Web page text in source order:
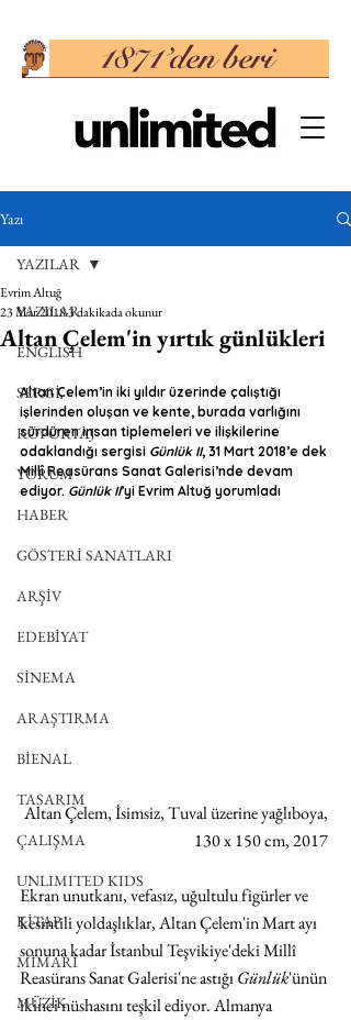
Yazı
YAZILAR
ENGLISH
SERGİ
RÖPORTAJ
YORUM
HABER
GÖSTERİ SANATLARI
ARŞİV
EDEBİYAT
SİNEMA
ARAŞTIRMA
BİENAL
TASARIM
ÇALIŞMA
UNLIMITED KIDS
KİTAP
MİMARİ
MÜZİK
YAZILAR
Altan Çelem'in yırtık günlükleri
Evrim Altuğ
23 Mar 20183 dakikada okunur
Altan Çelem’in iki yıldır üzerinde çalıştığı
işlerinden oluşan ve kente, burada varlığını
sürdüren insan tiplemeleri ve ilişkilerine
odaklandığı sergisi Günlük II, 31 Mart 2018’e dek
Millî Reasürans Sanat Galerisi’nde devam
ediyor. Günlük II’yi Evrim Altuğ yorumladı
Altan Çelem, İsimsiz, Tuval üzerine yağlıboya,
130 x 150 cm, 2017
Ekran unutkanı, vefasız, uğultulu figürler ve
kesintili yoldaşlıklar, Altan Çelem'in Mart ayı
sonuna kadar İstanbul Teşvikiye'deki Millî
Reasürans Sanat Galerisi'ne astığı Günlük'ünün
ikinci nüshasını teşkil ediyor. Almanya